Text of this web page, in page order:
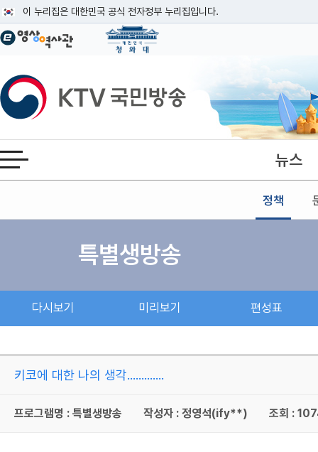
이 누리집은 대한민국 공식 전자정부 누리집입니다.
공식 누리집 주소 확인하기
이밖에 or.kr 또는 .kr등 다른 도메인 주소를 사용하고 있다면 아래 URL에서
운영중인 공식 누리집보기
KTV국민방송
전체메뉴 열기 뉴스
정책
본문
특별생방송
다시보기 미리보기 편성표
키코에 대한 나의 생각.............
프로그램명 : 특별생방송 작성자 : 정영석(ify**) 조회 :